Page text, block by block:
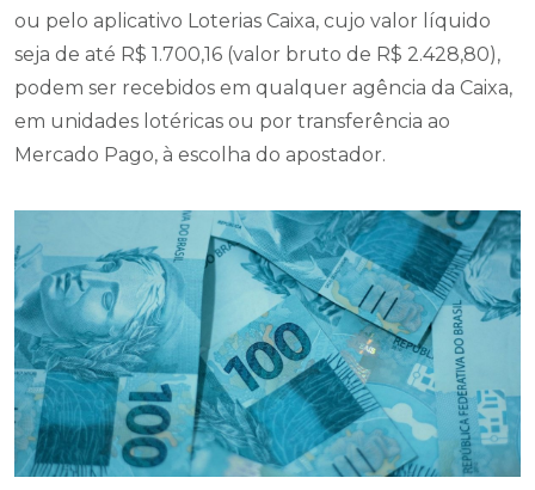
ou pelo aplicativo Loterias Caixa, cujo valor líquido
seja de até R$ 1.700,16 (valor bruto de R$ 2.428,80),
podem ser recebidos em qualquer agência da Caixa,
em unidades lotéricas ou por transferência ao
Mercado Pago, à escolha do apostador.